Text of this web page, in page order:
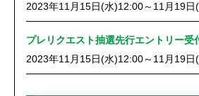
2023年11月15日(水)12:00～11月19日
プレリクエスト抽選先行エントリー受
2023年11月15日(水)12:00～11月19日